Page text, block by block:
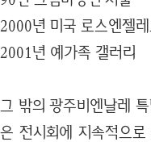
2000년 미국 로스엔젤
2001년 예가족 갤러리
그 밖의 광주비엔날레
은 전시회에 지속적으